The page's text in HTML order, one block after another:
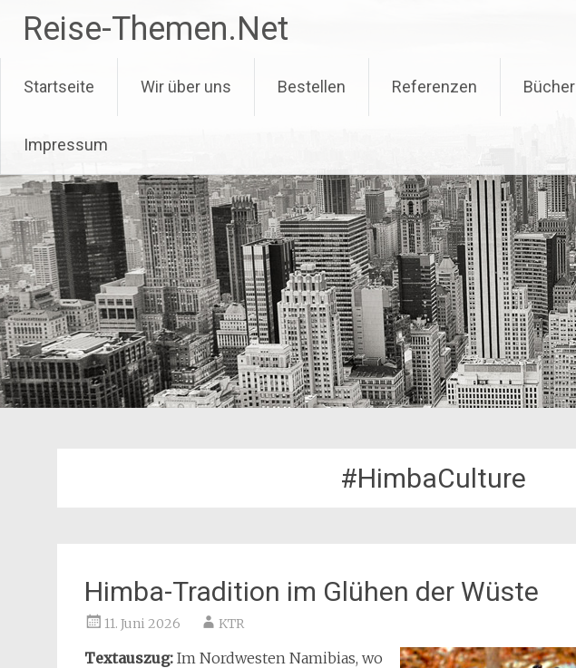
Inhalt
springen
Reise-Themen.Net
Startseite Wir über uns Bestellen Referenzen Bücher
Impressum
#HimbaCulture
Himba-Tradition im Glühen der Wüste
11. Juni 2026 KTR
Textauszug: Im Nordwesten Namibias, wo